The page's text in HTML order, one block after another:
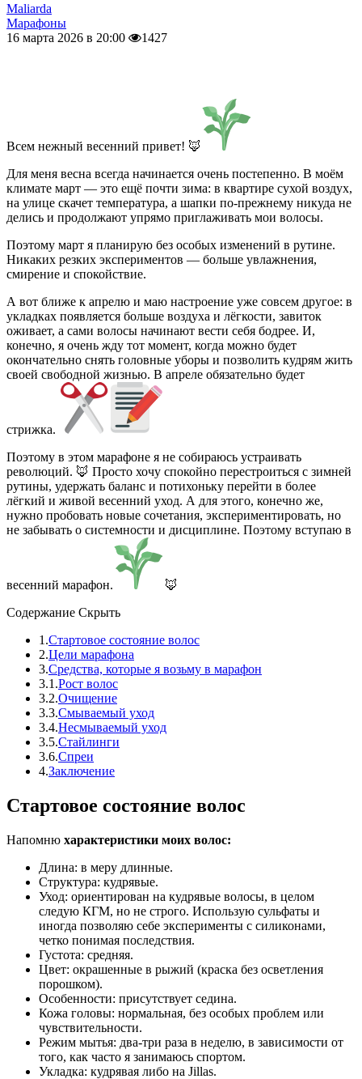
Maliarda
Марафоны
16 марта 2026 в 20:00
1427
Всем нежный весенний привет! 🦊
Для меня весна всегда начинается очень постепенно. В моём
климате март — это ещё почти зима: в квартире сухой воздух,
на улице скачет температура, а шапки по-прежнему никуда не
делись и продолжают упрямо приглаживать мои волосы.
Поэтому март я планирую без особых изменений в рутине.
Никаких резких экспериментов — больше увлажнения,
смирение и спокойствие.
А вот ближе к апрелю и маю настроение уже совсем другое: в
укладках появляется больше воздуха и лёгкости, завиток
оживает, а сами волосы начинают вести себя бодрее. И,
конечно, я очень жду тот момент, когда можно будет
окончательно снять головные уборы и позволить кудрям жить
своей свободной жизнью. В апреле обязательно будет
стрижка.
Поэтому в этом марафоне я не собираюсь устраивать
революций. 🦊 Просто хочу спокойно перестроиться с зимней
рутины, удержать баланс и потихоньку перейти в более
лёгкий и живой весенний уход. А для этого, конечно же,
нужно пробовать новые сочетания, экспериментировать, но
не забывать о системности и дисциплине. Поэтому вступаю в
весенний марафон.
🦊
Содержание Скрыть
1.Стартовое состояние волос
2.Цели марафона
3.Средства, которые я возьму в марафон
3.1.Рост волос
3.2.Очищение
3.3.Смываемый уход
3.4.Несмываемый уход
3.5.Стайлинги
3.6.Спреи
4.Заключение
Стартовое состояние волос
Напомню характеристики моих волос:
Длина: в меру длинные.
Структура: кудрявые.
Уход: ориентирован на кудрявые волосы, в целом
следую КГМ, но не строго. Использую сульфаты и
иногда позволяю себе эксперименты с силиконами,
четко понимая последствия.
Густота: средняя.
Цвет: окрашенные в рыжий (краска без осветления
порошком).
Особенности: присутствует седина.
Кожа головы: нормальная, без особых проблем или
чувствительности.
Режим мытья: два-три раза в неделю, в зависимости от
того, как часто я занимаюсь спортом.
Укладка: кудрявая либо на Jillas.